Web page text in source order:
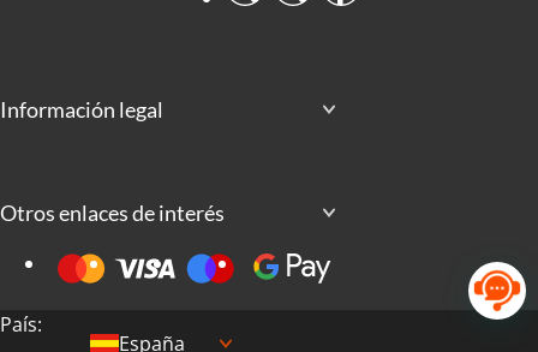
Información legal
Otros enlaces de interés
País:
España